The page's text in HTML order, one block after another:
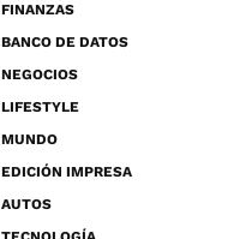
FINANZAS
BANCO DE DATOS
NEGOCIOS
LIFESTYLE
MUNDO
EDICIÓN IMPRESA
AUTOS